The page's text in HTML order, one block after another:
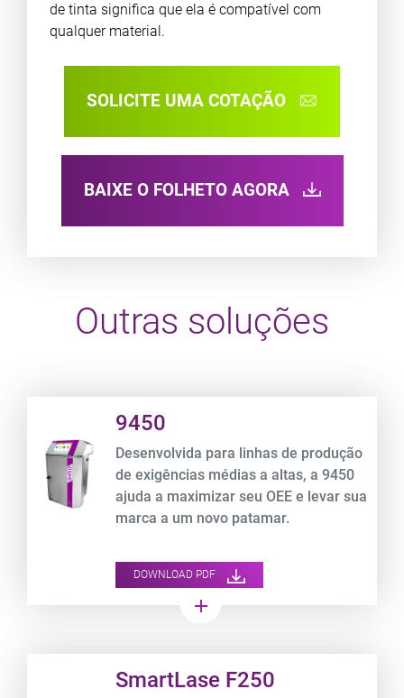
de tinta significa que ela é compatível com
qualquer material.
SOLICITE UMA COTAÇÃO
BAIXE O FOLHETO AGORA
Outras soluções
9450
Desenvolvida para linhas de produção
de exigências médias a altas, a 9450
ajuda a maximizar seu OEE e levar sua
marca a um novo patamar.
DOWNLOAD PDF
add
SmartLase F250